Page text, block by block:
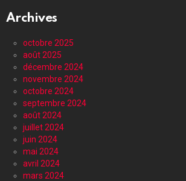
Archives
octobre 2025
août 2025
décembre 2024
novembre 2024
octobre 2024
septembre 2024
août 2024
juillet 2024
juin 2024
mai 2024
avril 2024
mars 2024